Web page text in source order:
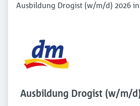
Ausbildung Drogist (w/m/d) 2026
Ausbildung Drogist (w/m/